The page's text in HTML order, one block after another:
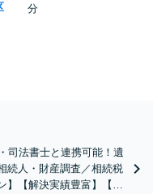
分
司法書士と連携可能！遺
続人・財産調査／相続税
】【解決実績豊富】【電